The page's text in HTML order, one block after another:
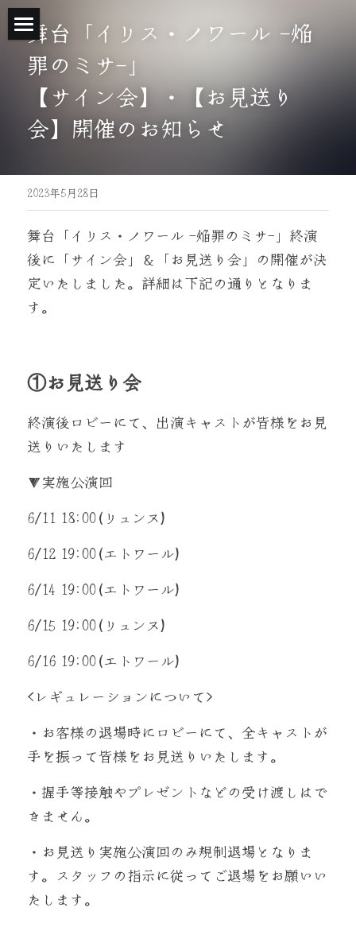
Home
Introduction
Story
Cast
Time Table
Ticket
Access
Q&A
感染症対策
舞台「イリス・ノワール -焔
罪のミサ-」
【サイン会】・【お見送り
会】開催のお知らせ
2023年5月28日
舞台「イリス・ノワール -焔罪のミサ-」終演
後に「サイン会」＆「お見送り会」の開催が決
定いたしました。詳細は下記の通りとなりま
す。
①お見送り会
終演後ロビーにて、出演キャストが皆様をお見
送りいたします
▼実施公演回
6/11 18:00(リュンヌ)
6/12 19:00(エトワール)
6/14 19:00(エトワール)
6/15 19:00(リュンヌ)
6/16 19:00(エトワール)
<レギュレーションについて>
・お客様の退場時にロビーにて、全キャストが
手を振って皆様をお見送りいたします。
・握手等接触やプレゼントなどの受け渡しはで
きません。
・お見送り実施公演回のみ規制退場となりま
す。スタッフの指示に従ってご退場をお願いい
たします。